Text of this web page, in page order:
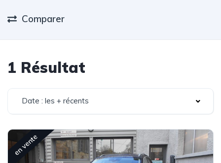
Comparer
1 Résultat
Date : les + récents
en vente